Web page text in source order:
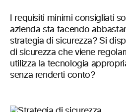
I requisiti minimi consigliati
azienda sta facendo
strategia di sicurezza? Si
di sicurezza che viene
utilizza la tecnologia
senza renderti conto?